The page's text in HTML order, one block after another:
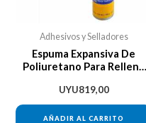
Adhesivos y Selladores
Espuma Expansiva De
Poliuretano Para Relleno
UYU819,00
AÑADIR AL CARRITO